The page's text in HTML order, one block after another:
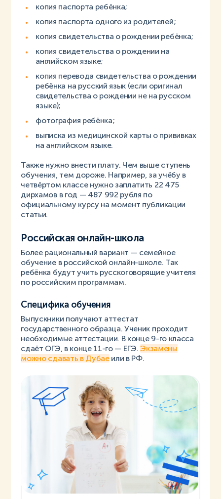
копия паспорта ребёнка;
копия паспорта одного из родителей;
копия свидетельства о рождении ребёнка;
копия свидетельства о рождении на
английском языке;
копия перевода свидетельства о рождении
ребёнка на русский язык (если оригинал
свидетельства о рождении не на русском
языке);
фотография ребёнка;
выписка из медицинской карты о прививках
на английском языке.
Также нужно внести плату. Чем выше ступень
обучения, тем дороже. Например, за учёбу в
четвёртом классе нужно заплатить 22 475
дирхамов в год — 487 992 рубля по
официальному курсу на момент публикации
статьи.
Российская онлайн-школа
Более рациональный вариант — семейное
обучение в российской онлайн-школе. Так
ребёнка будут учить русскоговорящие учителя
по российским программам.
Специфика обучения
Выпускники получают аттестат
государственного образца. Ученик проходит
необходимые аттестации. В конце 9-го класса
сдаёт ОГЭ, в конце 11-го — ЕГЭ.Экзамены
можно сдавать в Дубаеили в РФ.